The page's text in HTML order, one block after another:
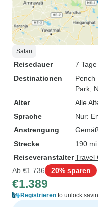
Safari
Reisedauer
7 Tage
Destinationen
Pench
Park ,
Alter
Alle
Sprache
Nur:
Anstrengung
Strecke
190 mi
ReiseveranstalterTravel
Ab €1.736 20% sparen
€1.389
Registrieren to unlock